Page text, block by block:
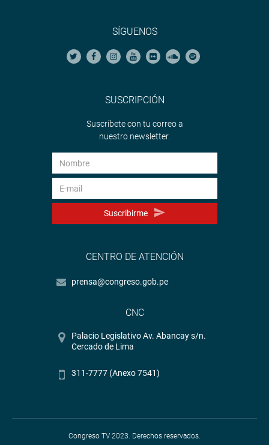
SÍGUENOS
SUSCRIPCIÓN
Suscríbete con tu correo a
nuestro newsletter.
Suscribirme
CENTRO DE ATENCIÓN
prensa@congreso.gob.pe
CNC
Palacio Legislativo Av. Abancay s/n.
Cercado de Lima
311-7777 (Anexo 7541)
Congreso TV 2023. Derechos reservados.